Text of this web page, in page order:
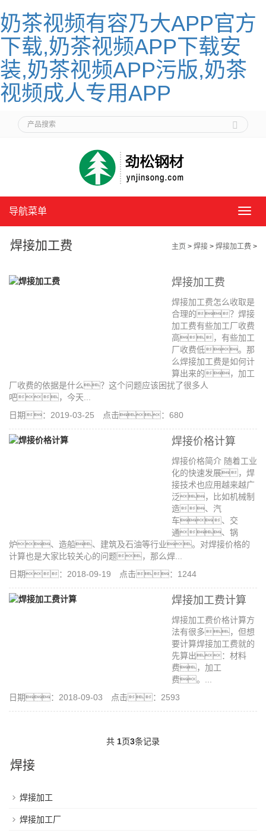
奶茶视频有容乃大APP官方
下载,奶茶视频APP下载安
装,奶茶视频APP污版,奶茶
视频成人专用APP
导
单
导航菜单
焊接加工费 主页 > 焊接 > 焊接加工费 >
焊接加工费
焊接加工费怎么收取是
合理的？焊接
加工费有些加工厂收费
高，有些加工
厂收费低。那
么焊接加工费是如何计
算出来的，加工
厂收费的依据是什么？这个问题应该困扰了很多人
吧，今天...
日期：2019-03-25 点击：680
焊接价格计算
焊接价格简介 随着工业
化的快速发展，焊
接技术也应用越来越广
泛，比如机械制
造、汽
车、交
通、锅
炉、造船、建筑及石油等行业。对焊接价格的
计算也是大家比较关心的问题，那么焊...
日期：2018-09-19 点击：1244
焊接加工费计算
焊接加工费价格计算方
法有很多，但想
要计算焊接加工费就的
先算出：材料
费，加工
费。...
日期：2018-09-03 点击：2593
共 1页3条记录
焊接
焊接加工
焊接加工厂